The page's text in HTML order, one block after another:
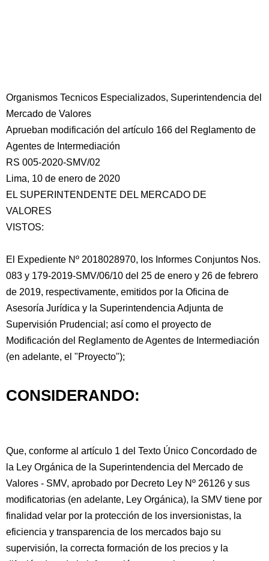
Organismos Tecnicos Especializados, Superintendencia del
Mercado de Valores
Aprueban modificación del artículo 166 del Reglamento de
Agentes de Intermediación
RS 005-2020-SMV/02
Lima, 10 de enero de 2020
EL SUPERINTENDENTE DEL MERCADO DE
VALORES
VISTOS:
El Expediente Nº 2018028970, los Informes Conjuntos Nos.
083 y 179-2019-SMV/06/10 del 25 de enero y 26 de febrero
de 2019, respectivamente, emitidos por la Oficina de
Asesoría Jurídica y la Superintendencia Adjunta de
Supervisión Prudencial; así como el proyecto de
Modificación del Reglamento de Agentes de Intermediación
(en adelante, el "Proyecto");
CONSIDERANDO:
Que, conforme al artículo 1 del Texto Único Concordado de
la Ley Orgánica de la Superintendencia del Mercado de
Valores - SMV, aprobado por Decreto Ley Nº 26126 y sus
modificatorias (en adelante, Ley Orgánica), la SMV tiene por
finalidad velar por la protección de los inversionistas, la
eficiencia y transparencia de los mercados bajo su
supervisión, la correcta formación de los precios y la